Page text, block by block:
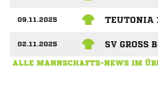
09.11.2025 TEUTONIA
02.11.2025 SV GROSS
ALLE MANNSCHAFTS-NEWS IM